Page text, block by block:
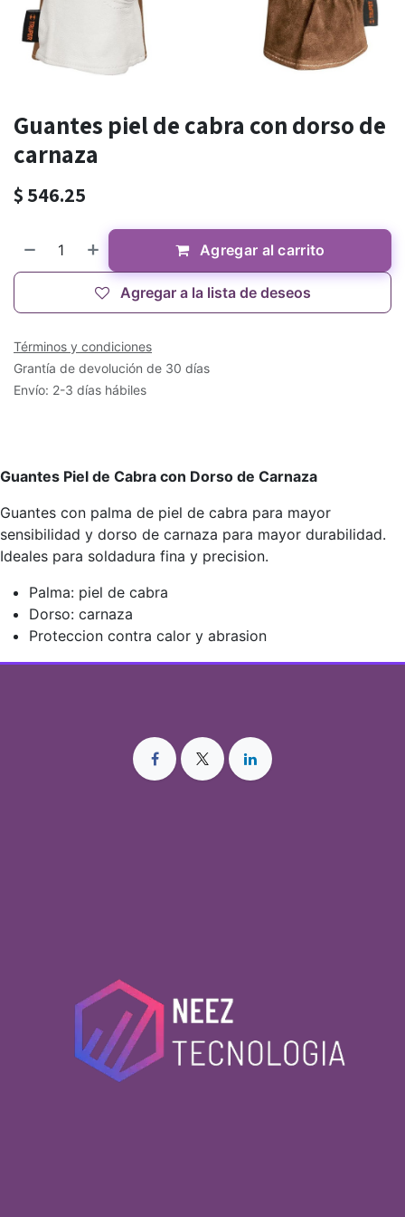
Guantes piel de cabra con dorso de
carnaza
$ 546.25
Agregar al carrito
Agregar a la lista de deseos
Términos y condiciones
Grantía de devolución de 30 días
Envío: 2-3 días hábiles
Guantes Piel de Cabra con Dorso de Carnaza
Guantes con palma de piel de cabra para mayor
sensibilidad y dorso de carnaza para mayor durabilidad.
Ideales para soldadura fina y precision.
Palma: piel de cabra
Dorso: carnaza
Proteccion contra calor y abrasion